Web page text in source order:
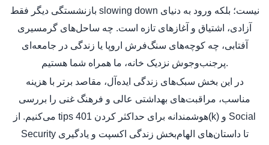
n
بازنشستگی دیگر فقط slowing down نیست؛ بلکه ورود به دنیای
آزادی، اشتیاق و آغازهای تازه است. چه ساحل‌های گرمسیری
آفتابی، چه کوچه‌های سنگ‌فرش اروپا یا زندگی در جامعه‌ای
پرجنب‌وجوش نزدیک خانه، ما همراه شما هستیم.
در این بخش سبک‌های زندگی ایده‌آل، مقاصد برتر با هزینه
مناسب، مراقبت‌های بهداشتی عالی و فرهنگ غنی را بررسی
می‌کنیم. از tips هوشمندانه برای حداکثر کردن 401(k) و Social
Security تا داستان‌های الهام‌بخش زندگی اکسپت و یادگیری